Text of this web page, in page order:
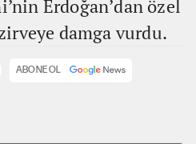
Erdoğan’dan özel
damga vurdu.
ABONE OL